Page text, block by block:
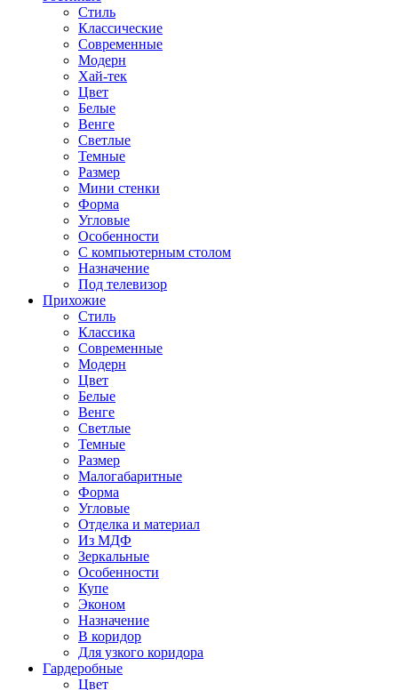
Стиль
Классические
Современные
Модерн
Хай-тек
Цвет
Белые
Венге
Светлые
Темные
Размер
Мини стенки
Форма
Угловые
Особенности
С компьютерным столом
Назначение
Под телевизор
Прихожие
Стиль
Классика
Современные
Модерн
Цвет
Белые
Венге
Светлые
Темные
Размер
Малогабаритные
Форма
Угловые
Отделка и материал
Из МДФ
Зеркальные
Особенности
Купе
Эконом
Назначение
В коридор
Для узкого коридора
Гардеробные
Цвет